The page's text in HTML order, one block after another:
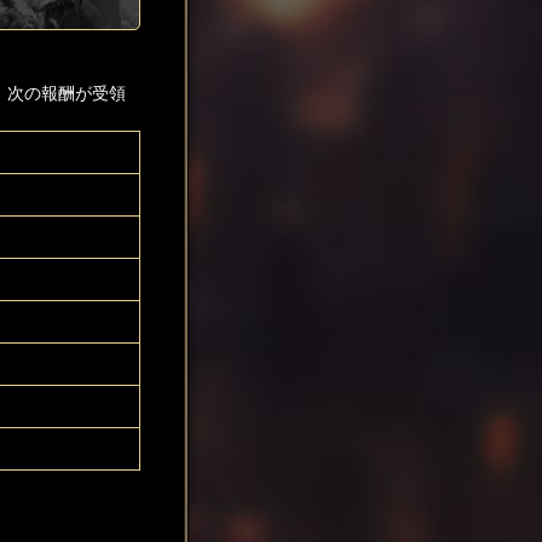
次の報酬が受領